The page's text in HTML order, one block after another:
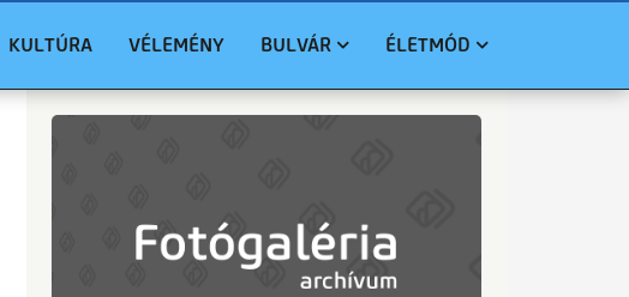
KULTÚRA VÉLEMÉNY BULVÁR
BALESET
ÉLETMÓD
GASZTRO
TUDOMÁNY
KÖRNYEZET